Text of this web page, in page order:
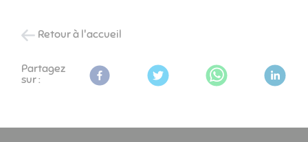
Retour à l'accueil
Partagez
sur :